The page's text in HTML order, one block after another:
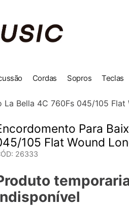
Cordas Sopros Teclas
La Bella 4C 760Fs 045/105 Flat
Para
105 Flat Wound
: 26333